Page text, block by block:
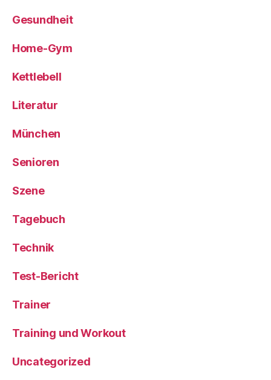
Gesundheit
Home-Gym
Kettlebell
Literatur
München
Senioren
Szene
Tagebuch
Technik
Test-Bericht
Trainer
Training und Workout
Uncategorized